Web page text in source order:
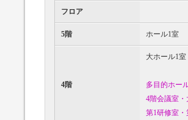
フロア
5階 ホール1室
4階
大ホール1
多目的ホー
4階会議室・
第1研修室・